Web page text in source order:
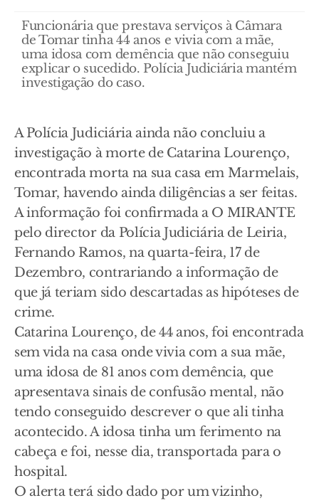
Funcionária que prestava serviços à Câmara
de Tomar tinha 44 anos e vivia com a mãe,
uma idosa com demência que não conseguiu
explicar o sucedido. Polícia Judiciária mantém
investigação do caso.
A Polícia Judiciária ainda não concluiu a
investigação à morte de Catarina Lourenço,
encontrada morta na sua casa em Marmelais,
Tomar, havendo ainda diligências a ser feitas.
A informação foi confirmada a O MIRANTE
pelo director da Polícia Judiciária de Leiria,
Fernando Ramos, na quarta-feira, 17 de
Dezembro, contrariando a informação de
que já teriam sido descartadas as hipóteses de
crime.
Catarina Lourenço, de 44 anos, foi encontrada
sem vida na casa onde vivia com a sua mãe,
uma idosa de 81 anos com demência, que
apresentava sinais de confusão mental, não
tendo conseguido descrever o que ali tinha
acontecido. A idosa tinha um ferimento na
cabeça e foi, nesse dia, transportada para o
hospital.
O alerta terá sido dado por um vizinho,